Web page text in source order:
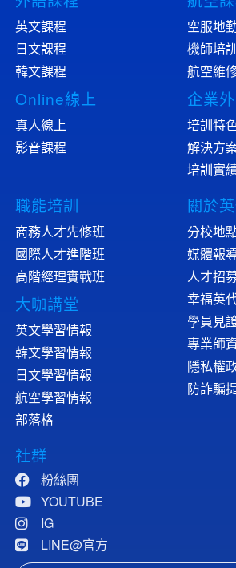
英文課程
日文課程
韓文課程
Online線上
真人線上
影音課程
空服地
機師培
航空維
企業
培訓特
解決方
培訓實
職能培訓
商務人才先修班
國際人才進階班
高階經理實戰班
大咖講堂
英文學習情報
韓文學習情報
日文學習情報
航空學習情報
部落格
關於
分校地
媒體報
人才招
幸福英
學員見
專業師
隱私權
防詐騙
社群
粉絲團
YOUTUBE
IG
LINE@官方